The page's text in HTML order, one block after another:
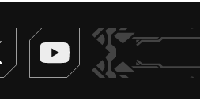
Twitter ヴァンガードch